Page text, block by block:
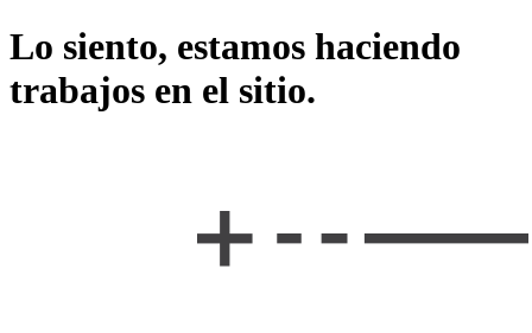
Lo siento, estamos haciendo
trabajos en el sitio.